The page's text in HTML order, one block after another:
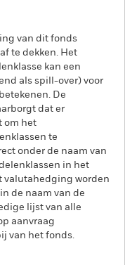
van dit fonds
te dekken. Het
kan een
als spill-over) voor
De
dat er
om het
te
onder de naam van
in het
valutahedging worden
de naam van de
lijst van alle
aanvraag
van het fonds.